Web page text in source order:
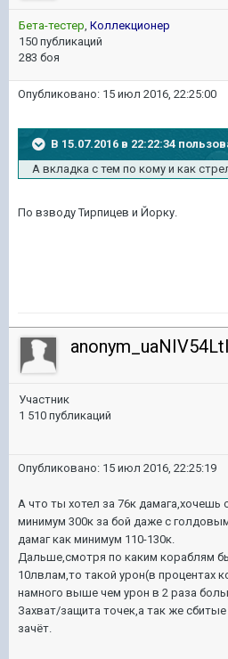
Бета-тестер, Коллекционер
150 публикаций
283 боя
Опубликовано: 15 июл 2016, 22:25:00
В 15.07.2016 в 22:22:34
А вкладка с тем по кому и как
По взводу Тирпицев и Йорку.
Участник
1 510 публикаций
Опубликовано: 15 июл 2016, 22:25:19
А что ты хотел за 76к дамага,хочешь
минимум 300к за бой даже с
дамаг как минимум 110-130к.
Дальше,смотря по каким кораблям
10лвлам,то такой урон(в процентах
намного выше чем урон в 2 раза
Захват/защита точек,а так же
зачёт.